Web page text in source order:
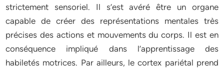
strictement sensoriel. Il s’est avéré être un organe
capable de créer des représentations mentales très
précises des actions et mouvements du corps. Il est en
conséquence impliqué dans l’apprentissage des
habiletés motrices. Par ailleurs, le cortex pariétal prend